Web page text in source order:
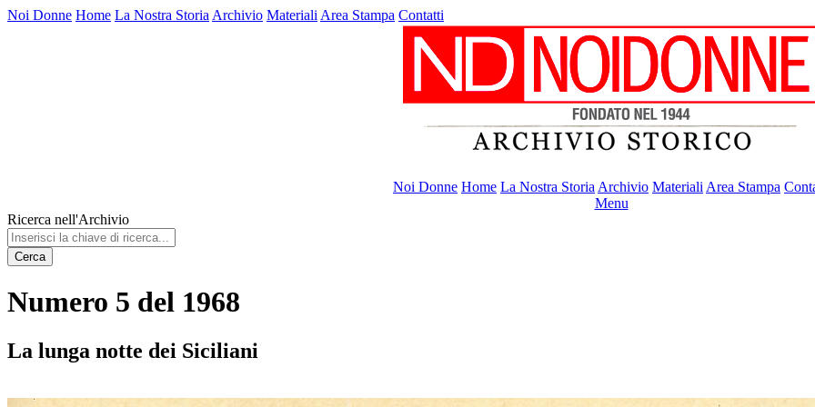
Noi Donne Home La Nostra Storia Archivio Materiali Area Stampa Contatti
Noi Donne Home La Nostra Storia Archivio Materiali Area Stampa
Menu
Ricerca nell'Archivio
Cerca
Numero 5 del 1968
La lunga notte dei Siciliani